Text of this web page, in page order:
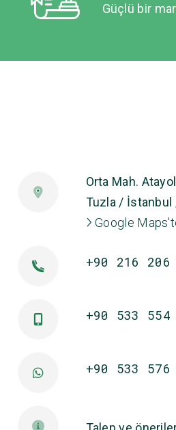
Güçlü bir
Orta Mah.
Tuzla / İstanbul
Google
+90 216 206
+90 533 554
+90 533 576